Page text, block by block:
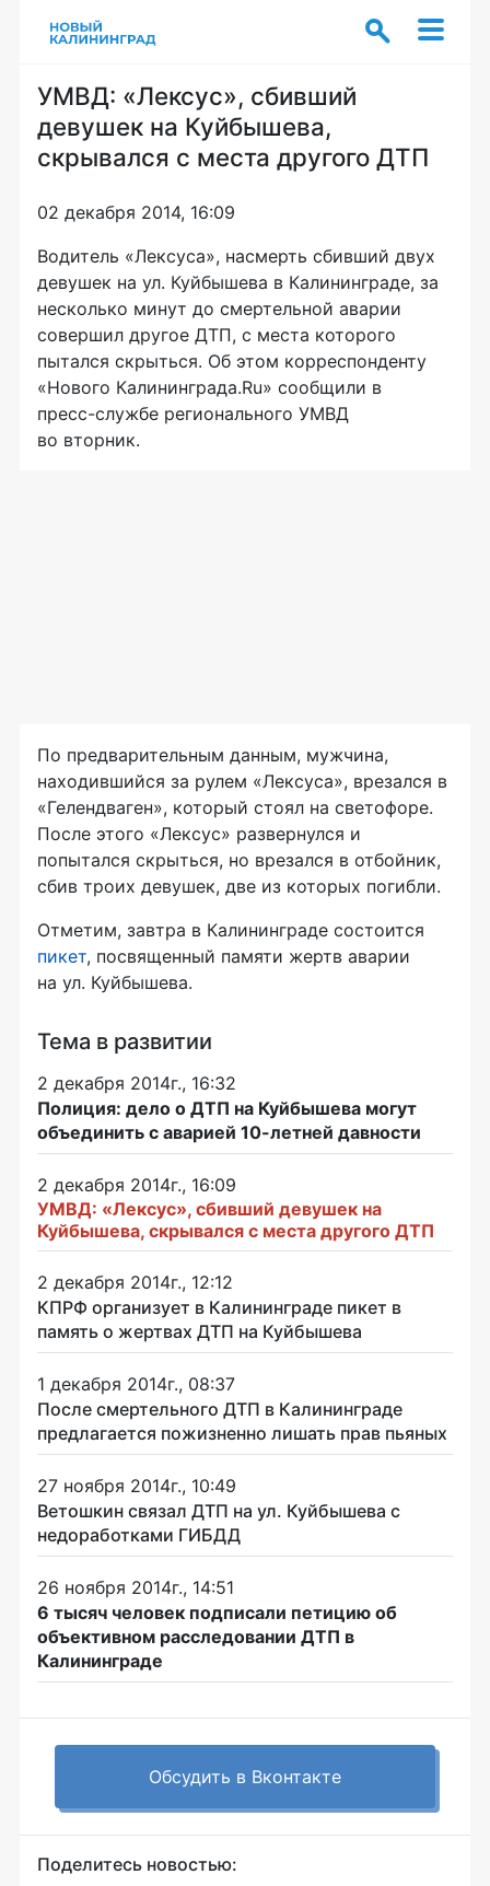
УМВД: «Лексус», сбивший
девушек на Куйбышева,
скрывался с места другого ДТП
02 декабря 2014, 16:09
Водитель «Лексуса», насмерть сбивший двух
девушек на ул. Куйбышева в Калининграде, за
несколько минут до смертельной аварии
совершил другое ДТП, с места которого
пытался скрыться. Об этом корреспонденту
«Нового Калининграда.Ru» сообщили в
пресс-службе регионального УМВД
во вторник.
По предварительным данным, мужчина,
находившийся за рулем «Лексуса», врезался в
«Гелендваген», который стоял на светофоре.
После этого «Лексус» развернулся и
попытался скрыться, но врезался в отбойник,
сбив троих девушек, две из которых погибли.
Отметим, завтра в Калининграде состоится
пикет, посвященный памяти жертв аварии
на ул. Куйбышева.
Тема в развитии
2 декабря 2014г., 16:32
Полиция: дело о ДТП на Куйбышева могут
объединить с аварией 10-летней давности
2 декабря 2014г., 16:09
УМВД: «Лексус», сбивший девушек на
Куйбышева, скрывался с места другого ДТП
2 декабря 2014г., 12:12
КПРФ организует в Калининграде пикет в
память о жертвах ДТП на Куйбышева
1 декабря 2014г., 08:37
После смертельного ДТП в Калининграде
предлагается пожизненно лишать прав пьяных
27 ноября 2014г., 10:49
Ветошкин связал ДТП на ул. Куйбышева с
недоработками ГИБДД
26 ноября 2014г., 14:51
6 тысяч человек подписали петицию об
объективном расследовании ДТП в
Калининграде
Обсудить в Вконтакте
Поделитесь новостью: